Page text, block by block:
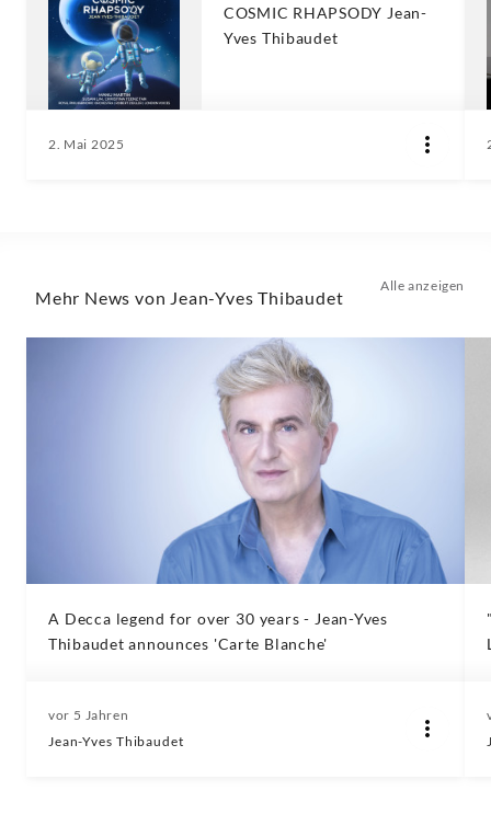
COSMIC RHAPSODY Jean-
Yves Thibaudet
2. Mai 2025
Mehr News von Jean-Yves Thibaudet
Alle anzeigen
A Decca legend for over 30 years - Jean-Yves
Thibaudet announces 'Carte Blanche'
vor 5 Jahren
Jean-Yves Thibaudet